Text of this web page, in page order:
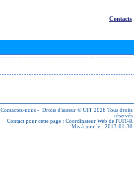
Contacts
Contactez-nous - Droits d'auteur © UIT 2026 Tous droits
réservés
Contact pour cette page : Coordinateur Web de l'UIT-R
Mis à jour le : 2013-01-30